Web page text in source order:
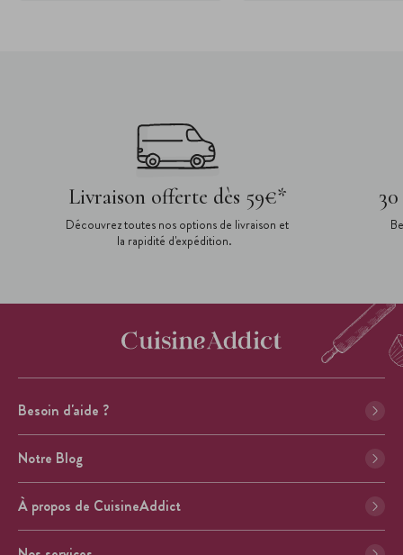
Livraison offerte dès 59€*
Découvrez toutes nos options de livraison et
la rapidité d'expédition.
Besoin d'aide ?
Notre Blog
À propos de CuisineAddict